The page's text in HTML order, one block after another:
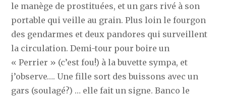
le manège de prostituées, et un gars rivé à son
portable qui veille au grain. Plus loin le fourgon
des gendarmes et deux pandores qui surveillent
la circulation. Demi-tour pour boire un
« Perrier » (c’est fou!) à la buvette sympa, et
j’observe…. Une fille sort des buissons avec un
gars (soulagé?) … elle fait un signe. Banco le